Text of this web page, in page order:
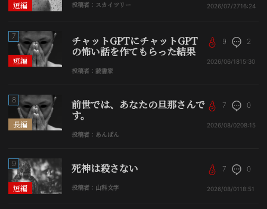
短編 投稿者：スカイツリー 2026/07/2716:24
短編
7 チャットGPTにチャットGPT
の怖い話を作てもらった結果
投稿者：読書家
9 2
2026/06/1815:30
長編
8 前世では、あなたの旦那さんで
す。
投稿者：あんぱん
7 0
2026/08/0208:15
短編
9 死神は殺さない
投稿者：山科文字
7 0
2026/08/01 18:51